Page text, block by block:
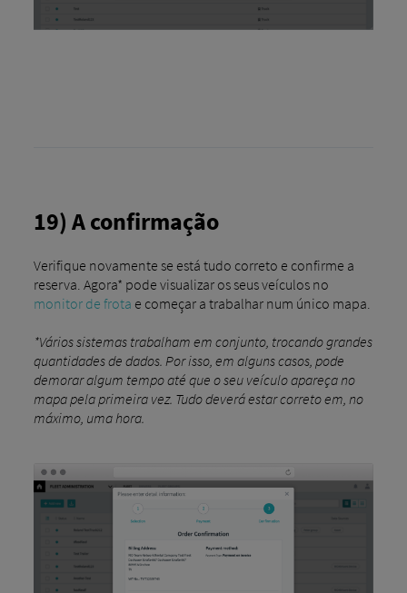
19) A confirmação
Verifique novamente se está tudo correto e confirme a
reserva. Agora* pode visualizar os seus veículos no
monitor de frota e começar a trabalhar num único mapa.
*Vários sistemas trabalham em conjunto, trocando grandes
quantidades de dados. Por isso, em alguns casos, pode
demorar algum tempo até que o seu veículo apareça no
mapa pela primeira vez. Tudo deverá estar correto em, no
máximo, uma hora.